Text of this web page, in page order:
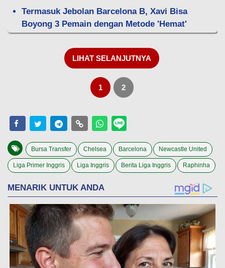
Termasuk Jebolan Barcelona B, Xavi Bisa
Boyong 3 Pemain dengan Metode 'Hemat'
LIHAT SELANJUTNYA
1 2
Bursa Transfer Chelsea Barcelona Newcastle United
Liga Primer Inggris Liga Inggris Berita Liga Inggris Raphinha